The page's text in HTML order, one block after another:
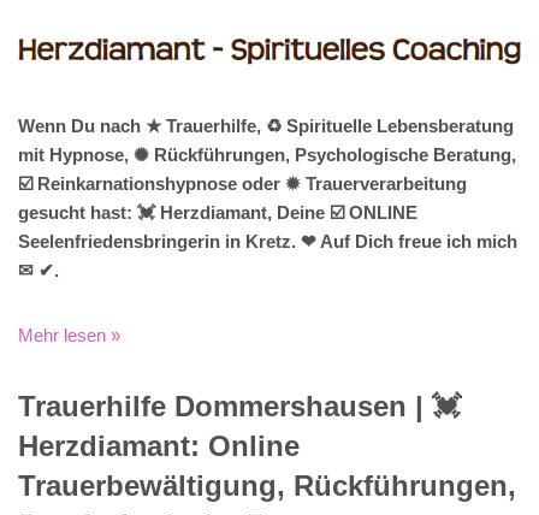
Wenn Du nach ★ Trauerhilfe, ♻ Spirituelle Lebensberatung
mit Hypnose, ✺ Rückführungen, Psychologische Beratung,
☑️ Reinkarnationshypnose oder ✹ Trauerverarbeitung
gesucht hast: 💓️ Herzdiamant, Deine ☑️ ONLINE
Seelenfriedensbringerin in Kretz. ❤ Auf Dich freue ich mich
✉ ✔.
Mehr lesen »
Trauerhilfe Dommershausen | 💓️️
Herzdiamant: Online
Trauerbewältigung, Rückführungen,